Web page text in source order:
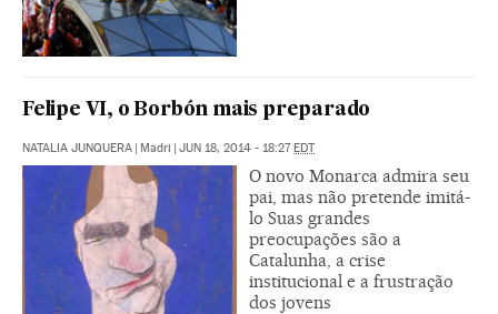
Felipe VI, o Borbón mais preparado
NATALIA JUNQUERA | Madri | JUN 18, 2014 - 18:27EDT
O novo Monarca admira seu
pai, mas não pretende imitá-
lo Suas grandes
preocupações são a
Catalunha, a crise
institucional e a frustração
dos jovens